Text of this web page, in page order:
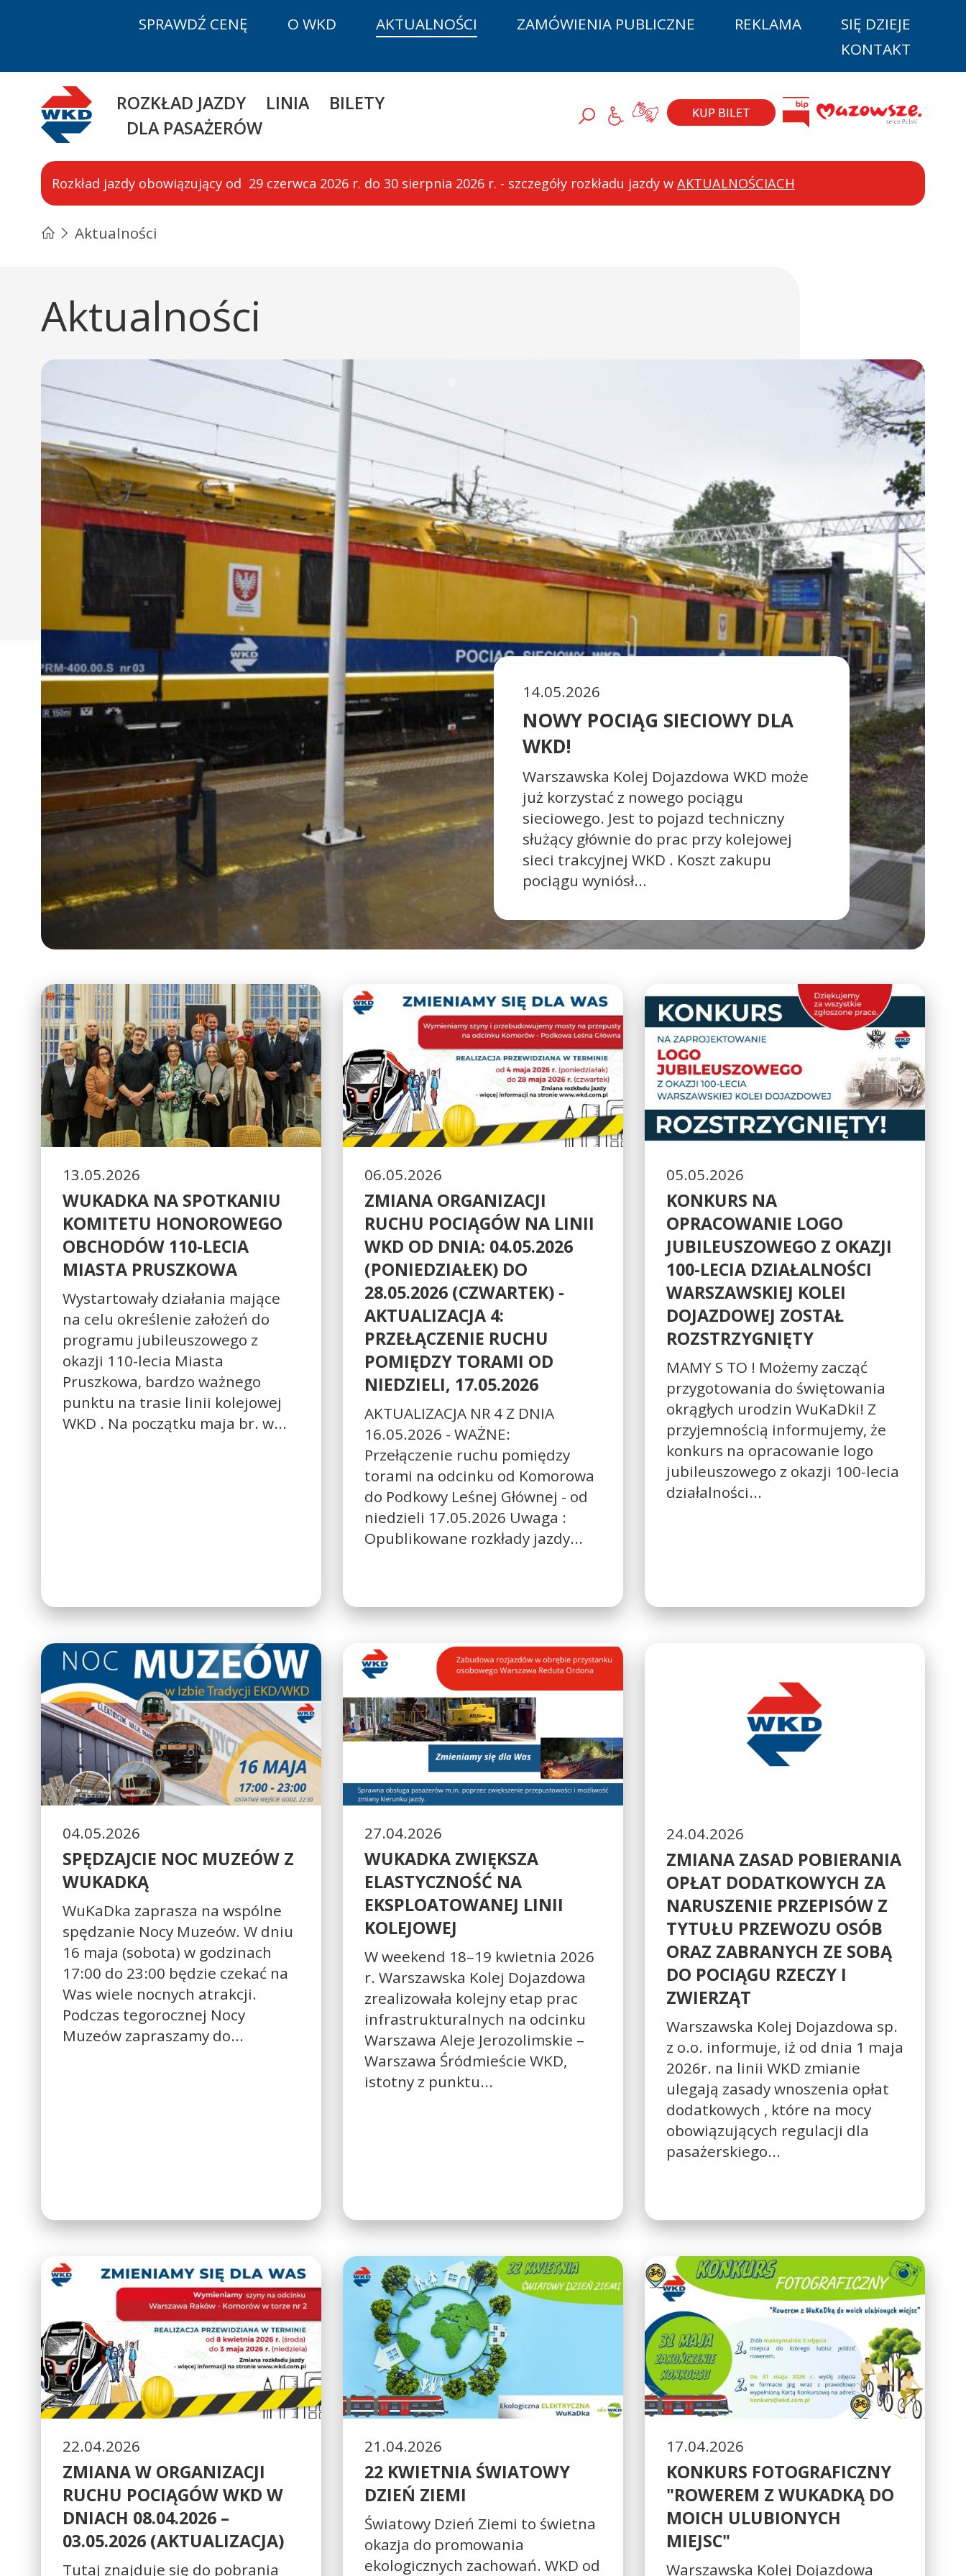
SPRAWDŹ CENĘ O WKD AKTUALNOŚCI ZAMÓWIENIA PUBLICZNE REKLAMA
SIĘ DZIEJE
KONTAKT
WKDROZKŁAD JAZDY LINIA
BILETY
DLA PASAŻERÓW
Szukaj Dla
Język migowy
KUP BILET BIP Mazovia
Rozkład jazdy obowiązujący od 29 czerwca 2026 r. do 30 sierpnia 2026 r. - szczegóły rozkładu jazdy w AKTUALNOŚCIACH
Aktualności
Aktualności
14.05.2026
NOWY POCIĄG SIECIOWY DLA
WKD!
Warszawska Kolej Dojazdowa WKD może
już korzystać z nowego pociągu
sieciowego. Jest to pojazd techniczny
służący głównie do prac przy kolejowej
sieci trakcyjnej WKD . Koszt zakupu
pociągu wyniósł...
13.05.2026
WUKADKA NA SPOTKANIU
KOMITETU HONOROWEGO
OBCHODÓW 110-LECIA
MIASTA PRUSZKOWA
Wystartowały działania mające
na celu określenie założeń do
programu jubileuszowego z
okazji 110-lecia Miasta
Pruszkowa, bardzo ważnego
punktu na trasie linii kolejowej
WKD . Na początku maja br. w...
06.05.2026
ZMIANA ORGANIZACJI
RUCHU POCIĄGÓW NA LINII
WKD OD DNIA: 04.05.2026
(PONIEDZIAŁEK) DO
28.05.2026 (CZWARTEK) -
AKTUALIZACJA 4:
PRZEŁĄCZENIE RUCHU
POMIĘDZY TORAMI OD
NIEDZIELI, 17.05.2026
AKTUALIZACJA NR 4 Z DNIA
16.05.2026 - WAŻNE:
Przełączenie ruchu pomiędzy
torami na odcinku od Komorowa
do Podkowy Leśnej Głównej - od
niedzieli 17.05.2026 Uwaga :
Opublikowane rozkłady jazdy...
05.05.2026
KONKURS NA
OPRACOWANIE LOGO
JUBILEUSZOWEGO Z OKAZJI
100-LECIA DZIAŁALNOŚCI
WARSZAWSKIEJ KOLEI
DOJAZDOWEJ ZOSTAŁ
ROZSTRZYGNIĘTY
MAMY S TO ! Możemy zacząć
przygotowania do świętowania
okrągłych urodzin WuKaDki! Z
przyjemnością informujemy, że
konkurs na opracowanie logo
jubileuszowego z okazji 100-lecia
działalności...
04.05.2026
SPĘDZAJCIE NOC MUZEÓW Z
WUKADKĄ
WuKaDka zaprasza na wspólne
spędzanie Nocy Muzeów. W dniu
16 maja (sobota) w godzinach
17:00 do 23:00 będzie czekać na
Was wiele nocnych atrakcji.
Podczas tegorocznej Nocy
Muzeów zapraszamy do...
27.04.2026
WUKADKA ZWIĘKSZA
ELASTYCZNOŚĆ NA
EKSPLOATOWANEJ LINII
KOLEJOWEJ
W weekend 18–19 kwietnia 2026
r. Warszawska Kolej Dojazdowa
zrealizowała kolejny etap prac
infrastrukturalnych na odcinku
Warszawa Aleje Jerozolimskie –
Warszawa Śródmieście WKD,
istotny z punktu...
24.04.2026
ZMIANA ZASAD POBIERANIA
OPŁAT DODATKOWYCH ZA
NARUSZENIE PRZEPISÓW Z
TYTUŁU PRZEWOZU OSÓB
ORAZ ZABRANYCH ZE SOBĄ
DO POCIĄGU RZECZY I
ZWIERZĄT
Warszawska Kolej Dojazdowa sp.
z o.o. informuje, iż od dnia 1 maja
2026r. na linii WKD zmianie
ulegają zasady wnoszenia opłat
dodatkowych , które na mocy
obowiązujących regulacji dla
pasażerskiego...
22.04.2026
ZMIANA W ORGANIZACJI
RUCHU POCIĄGÓW WKD W
DNIACH 08.04.2026 –
03.05.2026 (AKTUALIZACJA)
Tutaj znajduje się do pobrania
21.04.2026
22 KWIETNIA ŚWIATOWY
DZIEŃ ZIEMI
Światowy Dzień Ziemi to świetna
okazja do promowania
ekologicznych zachowań. WKD od
17.04.2026
KONKURS FOTOGRAFICZNY
"ROWEREM Z WUKADKĄ DO
MOICH ULUBIONYCH
MIEJSC"
Warszawska Kolej Dojazdowa